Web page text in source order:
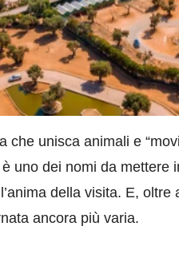
che unisca animali e
è uno dei nomi da mettere
della visita. E,
ancora più varia.